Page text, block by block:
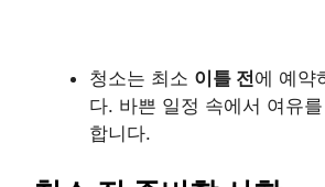
청소는 최소 이틀 전에 예약
다. 바쁜 일정 속에서 여유
합니다.